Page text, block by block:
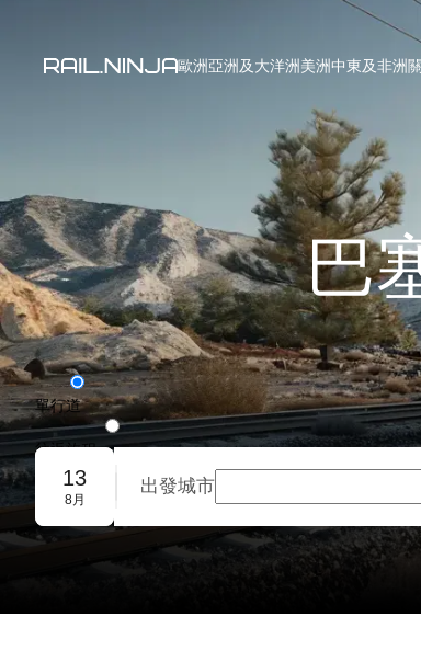
歐洲亞洲及大洋洲美洲中東及非洲
巴
單行道
往返旅程
團體預訂
13
8月
出發城市